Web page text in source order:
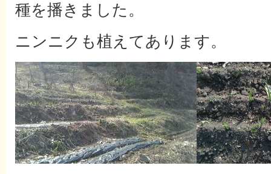
種を播きました。
ニンニクも植えてあります。